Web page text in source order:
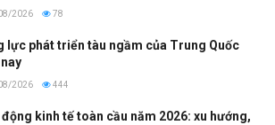
2026 78
lực phát triển tàu ngầm của Trung Quốc
2026 444
động kinh tế toàn cầu năm 2026: xu hướng,